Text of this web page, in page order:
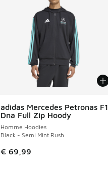
adidas Mercedes Petronas F1
Dna Full Zip Hoody
Homme Hoodies
Black - Semi Mint Rush
€ 69,99